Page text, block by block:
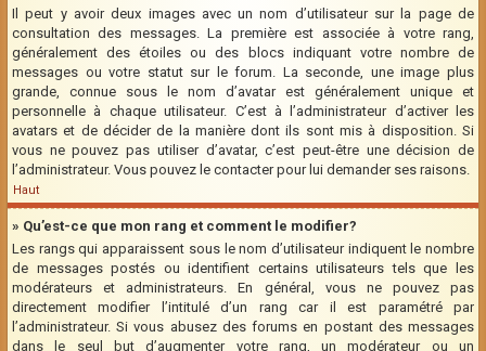
Il peut y avoir deux images avec un nom d’utilisateur sur la page de
consultation des messages. La première est associée à votre rang,
généralement des étoiles ou des blocs indiquant votre nombre de
messages ou votre statut sur le forum. La seconde, une image plus
grande, connue sous le nom d’avatar est généralement unique et
personnelle à chaque utilisateur. C’est à l’administrateur d’activer les
avatars et de décider de la manière dont ils sont mis à disposition. Si
vous ne pouvez pas utiliser d’avatar, c’est peut-être une décision de
l’administrateur. Vous pouvez le contacter pour lui demander ses raisons.
Haut
» Qu’est-ce que mon rang et comment le modifier?
Les rangs qui apparaissent sous le nom d’utilisateur indiquent le nombre
de messages postés ou identifient certains utilisateurs tels que les
modérateurs et administrateurs. En général, vous ne pouvez pas
directement modifier l’intitulé d’un rang car il est paramétré par
l’administrateur. Si vous abusez des forums en postant des messages
dans le seul but d’augmenter votre rang, un modérateur ou un